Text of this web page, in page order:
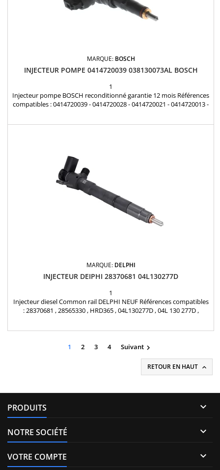
MARQUE: BOSCH
INJECTEUR POMPE 0414720039 038130073AL BOSCH
1
Injecteur pompe BOSCH reconditionné garantie 12 mois Références
compatibles : 0414720039 - 0414720028 - 0414720021 - 0414720013 -
MARQUE: DELPHI
INJECTEUR DEIPHI 28370681 04L130277D
1
Injecteur diesel Common rail DELPHI NEUF Références compatibles
: 28370681 , 28565330 , HRD365 , 04L130277D , 04L 130 277D ,
1 2 3 4 Suivant
RETOUR EN HAUT 
PRODUITS 
NOTRE SOCIÉTÉ 
VOTRE COMPTE 